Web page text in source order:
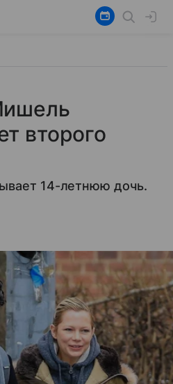
второго
14-летнюю дочь.